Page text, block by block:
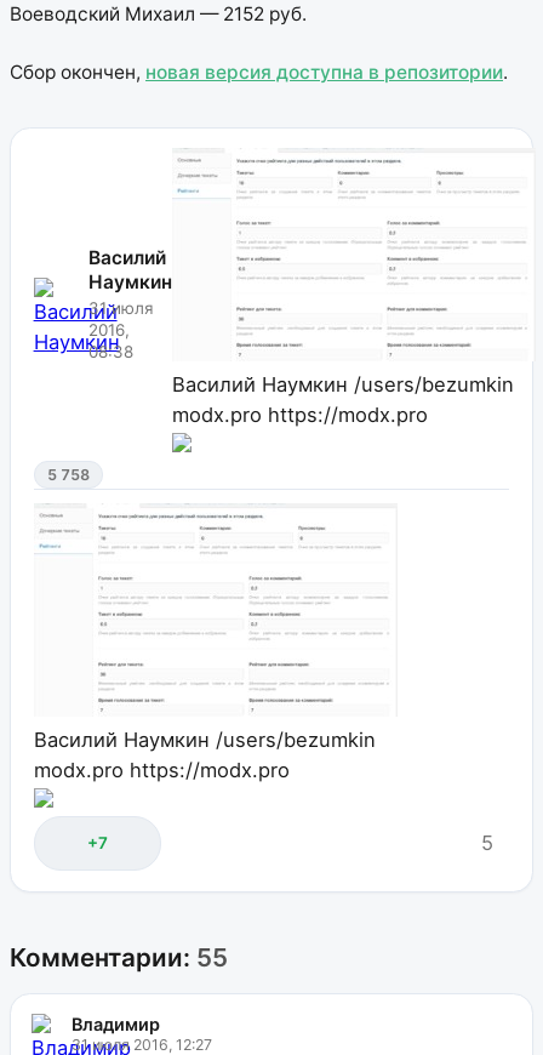
Воеводский Михаил — 2152 руб.
Сбор окончен, новая версия доступна в репозитории.
Василий
Наумкин
31 июля
2016,
08:38
Василий Наумкин /users/bezumkin
modx.pro https://modx.pro
5 758
Василий Наумкин /users/bezumkin
modx.pro https://modx.pro
+7 5
Комментарии: 55
Владимир
31 июля 2016, 12:27